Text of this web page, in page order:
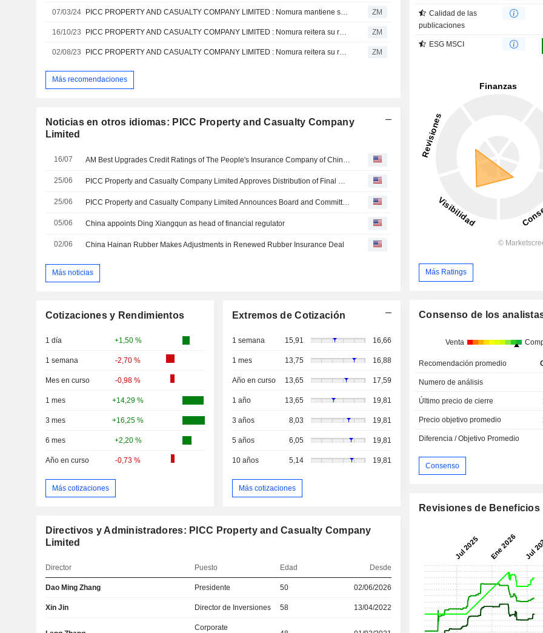
07/03/24 ZM
16/10/23 ZM
02/08/23 ZM
Más recomendaciones
Noticias en otros idiomas: PICC Property and Casualty Company
Limited
16/07
25/06
25/06
05/06 China appoints Ding Xiangqun as head of financial regulator
02/06 China Hainan Rubber Makes Adjustments in Renewed Rubber Insurance Deal
Más noticias
Cotizaciones y Rendimientos
1 día +1,50 %
1 semana -2,70 %
Mes en curso -0,98 %
1 mes +14,29 %
3 mes +16,25 %
6 mes +2,20 %
Año en curso -0,73 %
Más cotizaciones
Extremos de Cotización
1 semana 15,91 16,66
1 mes 13,75 16,88
Año en curso 13,65 17,59
1 año 13,65 19,81
3 años 8,03 19,81
5 años 6,05 19,81
10 años 5,14 19,81
Más cotizaciones
Directivos y Administradores: PICC Property and Casualty Company
Limited
Director Puesto Edad Desde
Dao Ming Zhang Presidente 50 02/06/2026
Xin Jin Director de Inversiones 58 13/04/2022
Corporate
Calidad de las
publicaciones
ESG MSCI
Más Ratings
Consenso de los
Venta
Recomendación promedio
Numero de análisis
Último precio de cierre
Precio objetivo promedio
Diferencia / Objetivo Promedio
Consenso
Revisiones de Beneficios